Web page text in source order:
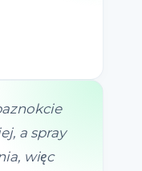
a spray
więc